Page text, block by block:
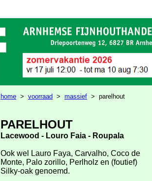
home > voorraad > massief > parelhout
PARELHOUT
Lacewood - Louro Faia - Roupala
Ook wel Lauro Faya, Carvalho, Coco de
Monte, Palo zorillo, Perlholz en (foutief)
Silky-oak genoemd.